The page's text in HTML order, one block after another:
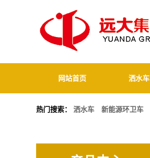
网站首页 洒水车
热门搜索： 洒水车 新能源环卫车